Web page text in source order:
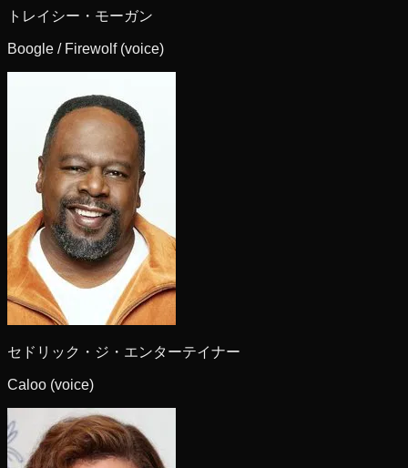
トレイシー・モーガン
Boogle / Firewolf (voice)
セドリック・ジ・エンターテイナー
Caloo (voice)